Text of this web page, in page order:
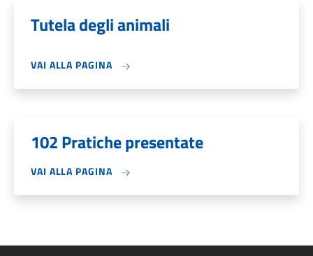
Tutela degli animali
VAI ALLA PAGINA
102 Pratiche presentate
VAI ALLA PAGINA